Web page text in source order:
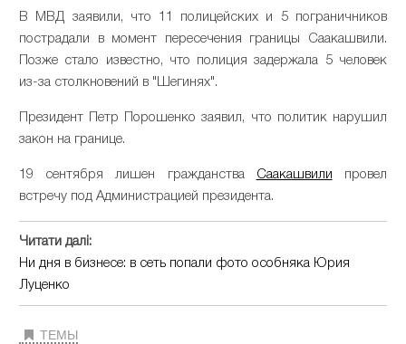
В МВД заявили, что 11 полицейских и 5 пограничников
пострадали в момент пересечения границы Саакашвили.
Позже стало известно, что полиция задержала 5 человек
из-за столкновений в "Шегинях".
Президент Петр Порошенко заявил, что политик нарушил
закон на границе.
19 сентября лишен гражданства Саакашвили провел
встречу под Администрацией президента.
Читати далі:
Ни дня в бизнесе: в сеть попали фото особняка Юрия
Луценко
ТЕМЫ